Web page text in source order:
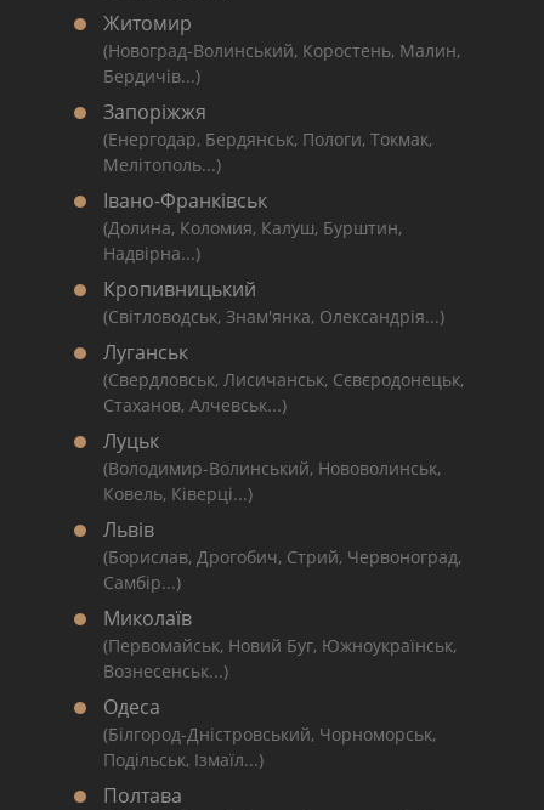
Житомир
(Новоград-Волинський, Коростень, Малин,
Бердичів...)
Запоріжжя
(Енергодар, Бердянськ, Пологи, Токмак,
Мелітополь...)
Івано-Франківськ
(Долина, Коломия, Калуш, Бурштин,
Надвірна...)
Кропивницький
(Світловодськ, Знам'янка, Олександрія...)
Луганськ
(Свердловськ, Лисичанськ, Сєвєродонецьк,
Стаханов, Алчевськ...)
Луцьк
(Володимир-Волинський, Нововолинськ,
Ковель, Ківерці...)
Львів
(Борислав, Дрогобич, Стрий, Червоноград,
Самбір...)
Миколаїв
(Первомайськ, Новий Буг, Южноукраїнськ,
Вознесенськ...)
Одеса
(Білгород-Дністровський, Чорноморськ,
Подільськ, Ізмаїл...)
Полтава